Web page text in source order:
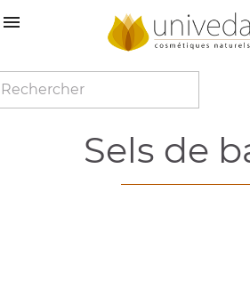

sels de